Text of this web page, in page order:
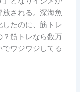
放される。深海魚
たのに、筋トレ
？筋トレなら数万
ウジウジしてる